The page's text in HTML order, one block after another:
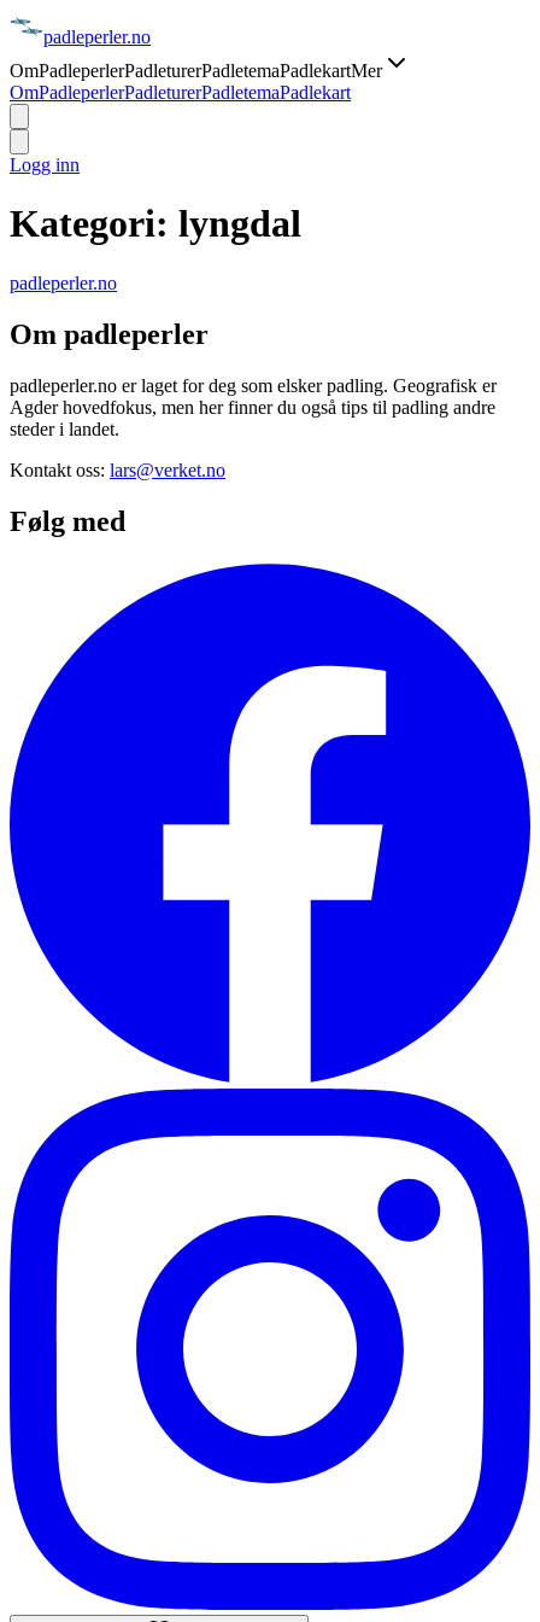
padleperler.no
OmPadleperlerPadleturerPadletemaPadlekartMer
OmPadleperlerPadleturerPadletemaPadlekart
Logg inn
Kategori: lyngdal
padleperler.no
Om padleperler
padleperler.no er laget for deg som elsker padling. Geografisk er
Agder hovedfokus, men her finner du også tips til padling andre
steder i landet.
Kontakt oss: lars@verket.no
Følg med